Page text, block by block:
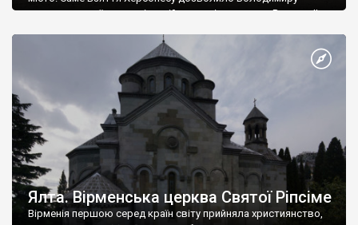
диктувати свої умови візантійському імператору Василю ІІ, та
Херсонесі Володимир-язичник, став Василем-християнином.
А потім було Хрещення Русі. На честь Херсонесу Таврійського
Ялта. Вірменська церква Святої Ріпсіме
Вірменія першою серед країн світу прийняла християнство,